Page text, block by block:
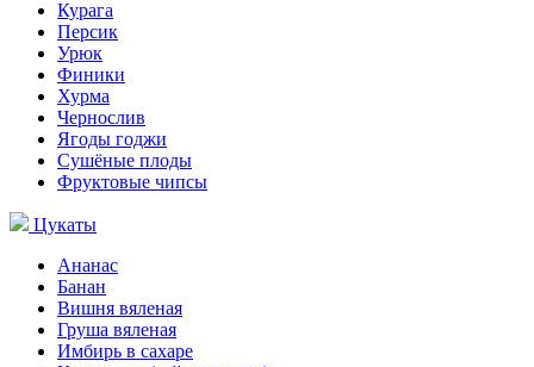
Курага
Персик
Урюк
Финики
Хурма
Чернослив
Ягоды годжи
Сушёные плоды
Фруктовые чипсы
Цукаты
Ананас
Банан
Вишня вяленая
Груша вяленая
Имбирь в сахаре